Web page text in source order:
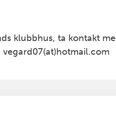
klubbhus, ta kontakt